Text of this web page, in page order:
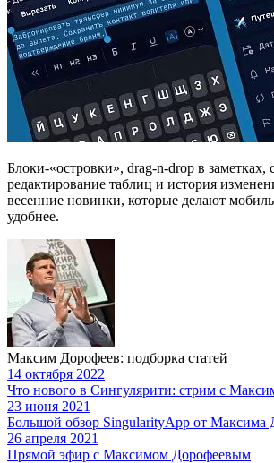
Блоки-«островки», drag-n-drop в заметках,
редактирование таблиц и история
весенние новинки, которые делают
удобнее.
Максим Дорофеев: подборка статей
14 октября 2022
Что нового в Сингулярити: стрим с
23 июня 2021
Большой обзор SingularityApp от Максима
26 апреля 2021
Прямой эфир с Максимом Дорофеевым